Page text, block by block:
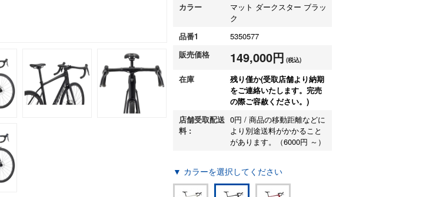
カラー
マット ダークスター ブラッ
ク
品番1
5350577
販売価格
149,000円 (税込)
在庫
残り僅か(受取店舗より納期
をご連絡いたします。完売
の際ご容赦ください。)
店舗受取配送
料 :
0円 / 商品の移動距離などに
より別途送料がかかること
があります。（6000円 ～）
▼ カラーを選択してください